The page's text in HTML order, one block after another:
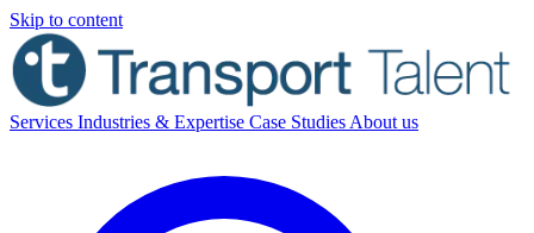
Skip to content
Services Industries & Expertise Case Studies About us